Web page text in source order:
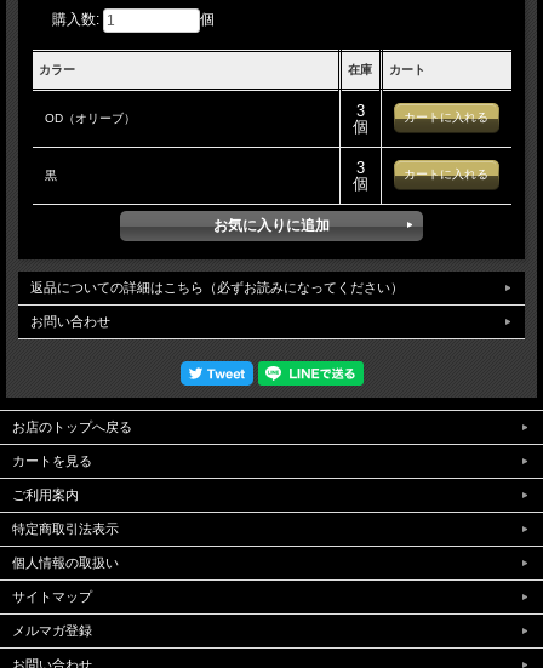
購入数: 個
カラー 在庫 カート
OD（オリーブ）
3
個
黒
3
個
返品についての詳細はこちら（必ずお読みになってください）
お問い合わせ
お店のトップへ戻る
カートを見る
ご利用案内
特定商取引法表示
個人情報の取扱い
サイトマップ
メルマガ登録
お問い合わせ